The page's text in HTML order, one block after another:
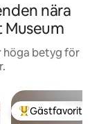
nära
Museum
höga betyg för
Populär
Gästfavorit